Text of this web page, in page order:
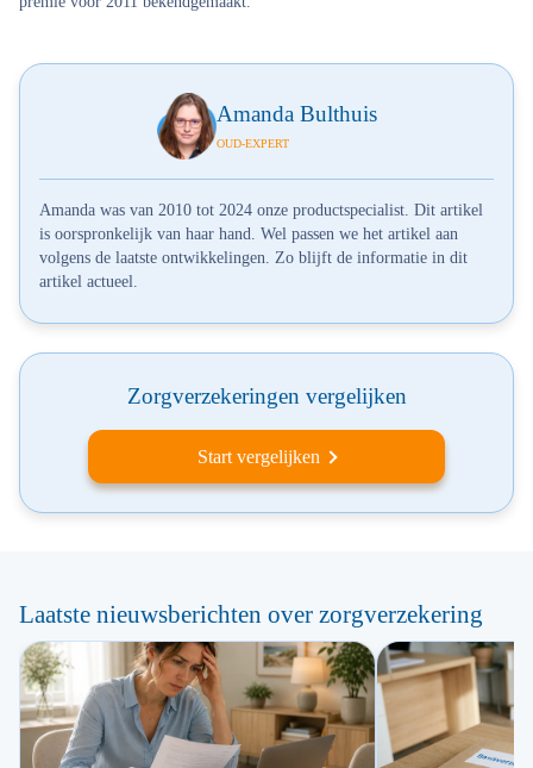
Amanda Bulthuis
OUD-EXPERT
Amanda was van 2010 tot 2024 onze productspecialist. Dit artikel
is oorspronkelijk van haar hand. Wel passen we het artikel aan
volgens de laatste ontwikkelingen. Zo blijft de informatie in dit
artikel actueel.
Zorgverzekeringen vergelijken
Start vergelijken
Laatste nieuwsberichten over zorgverzekering